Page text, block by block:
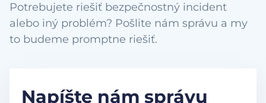
Potrebujete riešiť bezpečnostný incident
alebo iný problém? Pošlite nám správu a my
to budeme promptne riešiť.
Napíšte nám správu